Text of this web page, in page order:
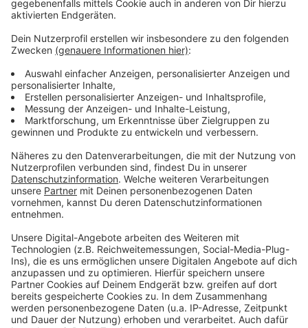
DRK Bocholt und eine am Sonntag (18.01.) von 10 bis
lassen kann sich jeder zwischen 17 und 55 Jahren.
Hier findet Ihr alle Details zur Registrierungsaktion
in Bocholt:
Wer dann keine Zeit hat, kann auch direkt bei der
DKMS ein Registrierungsset anfordern.Das geht hier
Alle Fragen rund um eine mögliche
Stammzellenspende werden hier beantwortet
Anzeige
Anzeige